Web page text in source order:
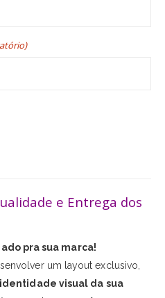
e Entrega dos
pra sua marca!
um layout exclusivo,
identidade visual da sua